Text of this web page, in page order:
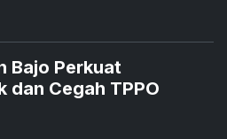
Bajo Perkuat
dan Cegah TPPO